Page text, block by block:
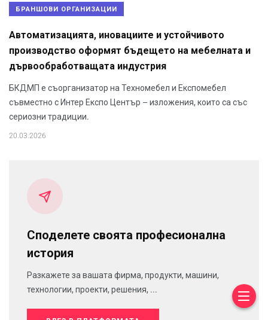
БРАНШОВИ ОРГАНИЗАЦИИ
Автоматизацията, иновациите и устойчивото
производство оформят бъдещето на мебелната и
дървообработващата индустрия
БКДМП е съорганизатор на Техномебел и Експомебел
съвместно с Интер Експо Център – изложения, които са със
сериозни традиции.
20.03.2026
Споделете своята професионална
история
Разкажете за вашата фирма, продукти, машини,
технологии, проекти, решения, ...